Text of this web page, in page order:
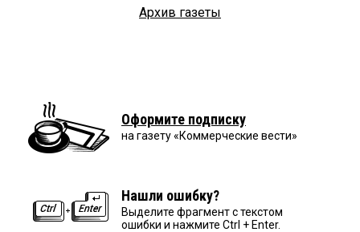
Архив газеты
Оформите подписку
на газету «Коммерческие вести»
Нашли ошибку?
Выделите фрагмент с текстом
ошибки и нажмите Ctrl + Enter.